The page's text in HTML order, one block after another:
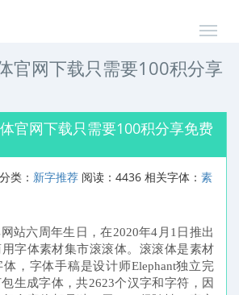
官网下载只需要100积分享
官网下载只需要100积分享免费
类： 新字推荐 阅读：4436 相关字体： 素
站六周年生日，在2020年4月1日推出
字体素材集市滚滚体。滚滚体是素材
，字体手稿是设计师Elephant独立完
生成字体，共2623个汉字和字符，因